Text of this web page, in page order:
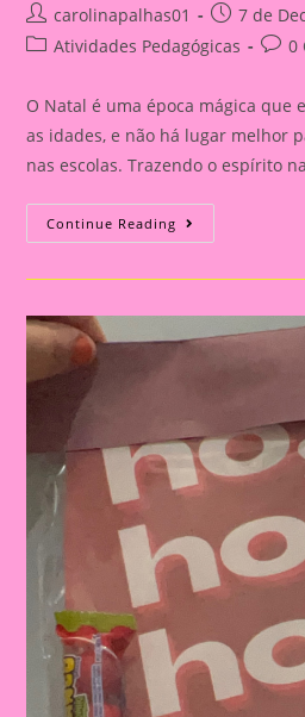
Post
author:
carolinapalhas01
Post
published:
7 de
PostAtividades Pedagógicas
Post0
O Natal é uma época mágica que
as idades, e não há lugar melhor
nas escolas. Trazendo o espírito
Continue Reading Atividade
De
Porta